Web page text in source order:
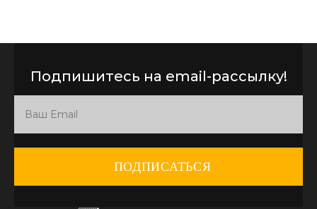
Подпишитесь на email-рассылку!
ПОДПИСАТЬСЯ